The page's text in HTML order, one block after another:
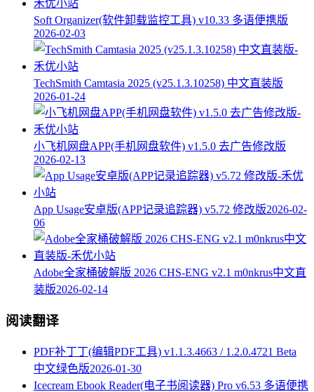
Soft Organizer(软件卸载监控工具) v10.33 多语便携版
2026-02-03
TechSmith Camtasia 2025 (v25.1.3.10258) 中文直装版
2026-01-24
小飞机网盘APP(手机网盘软件) v1.5.0 去广告修改版
2026-02-13
App Usage安卓版(APP记录追踪器) v5.72 修改版2026-02-
06
Adobe全家桶破解版 2026 CHS-ENG v2.1 m0nkrus中文直
装版2026-02-14
阅读翻译
PDF补丁丁(编辑PDF工具) v1.1.3.4663 / 1.2.0.4721 Beta
中文绿色版2026-01-30
Icecream Ebook Reader(电子书阅读器) Pro v6.53 多语便携